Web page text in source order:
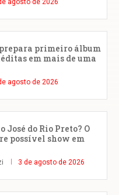
agosto de 2026
primeiro álbum
em mais de uma
agosto de 2026
José do Rio Preto? O
possível show em
3 de agosto de 2026